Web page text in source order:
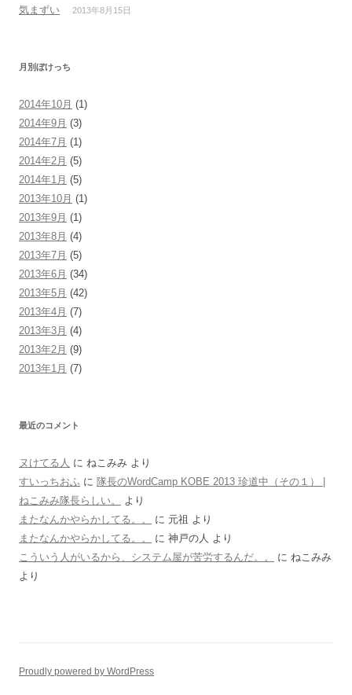
気まずい 2013年8月15日
月別ぼけっち
2014年10月 (1)
2014年9月 (3)
2014年7月 (1)
2014年2月 (5)
2014年1月 (5)
2013年10月 (1)
2013年9月 (1)
2013年8月 (4)
2013年7月 (5)
2013年6月 (34)
2013年5月 (42)
2013年4月 (7)
2013年3月 (4)
2013年2月 (9)
2013年1月 (7)
最近のコメント
ヌけてる人 に ねこみみ より
すいっちおふ に 隊長のWordCamp KOBE 2013 珍道中（その１） |
ねこみみ隊長らしい。
より
またなんかやらかしてる。。
に 元祖 より
またなんかやらかしてる。。
に 神戸の人 より
こういう人がいるから、システム屋が苦労するんだ。。
に ねこみみ
より
Proudly powered by WordPress